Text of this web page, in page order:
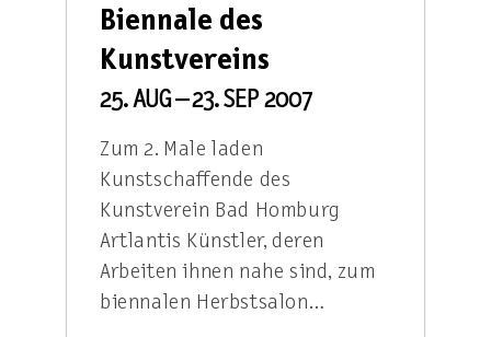
Biennale des
Kunstvereins
25. AUG – 23. SEP 2007
Zum 2. Male laden
Kunstschaffende des
Kunstverein Bad Homburg
Artlantis Künstler, deren
Arbeiten ihnen nahe sind, zum
biennalen Herbstsalon…